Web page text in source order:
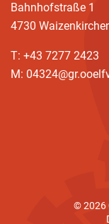
Bahnhofstraße 1
4730
T: +43 7277 2423
M:
© 2026